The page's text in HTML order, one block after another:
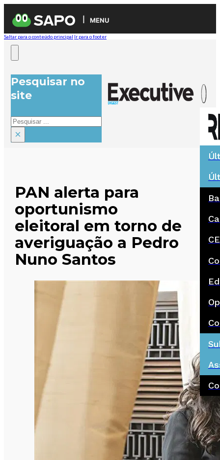
MENU
Saltar para o conteúdo principal Ir para o footer
Pesquisar no
site
Pesquisar
×
PAN alerta para
oportunismo
eleitoral em torno de
averiguação a Pedro
Nuno Santos